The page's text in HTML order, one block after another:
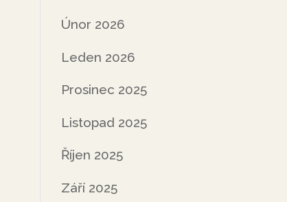
Únor 2026
Leden 2026
Prosinec 2025
Listopad 2025
Říjen 2025
Září 2025